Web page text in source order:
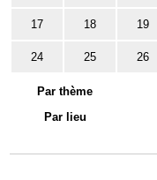
17 18 19
24 25 26
Par thème
Par lieu